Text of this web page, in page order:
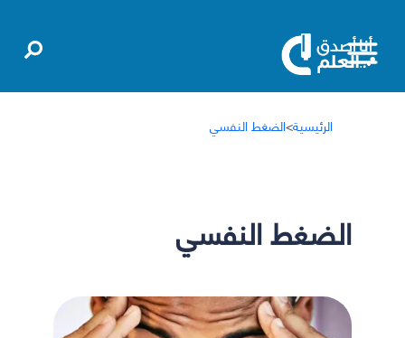
الرئيسية>الضغط النفسي
الضغط النفسي